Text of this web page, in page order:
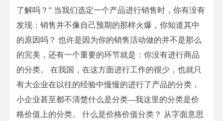
了解吗？” 当我们选定一个产品进行销售时，你有没有
发现：销售并不像自己预期的那样火爆，你知道其中
的原因吗？ 也许是因为你的销售活动做的并不是那么
的完美，还有一个重要的环节就是：你没有进行商品
的分类。 在我国，在这方面进行工作的很少，也就只
有大企业在以往的经验中慢慢的进行了产品的分类，
小企业甚至都不清楚什么是分类---我这里的分类是价
格价值上的分类。 什么是价格价值分类？ 从字面意思